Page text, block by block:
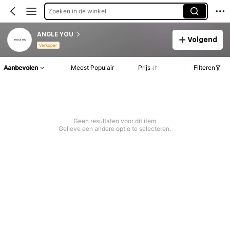
Zoeken in de winkel
ANGLE YOU
Verkoper
Volgend
Aanbevolen Meest Populair Prijs Filteren
Geen resultaten voor dit item
Gelieve een andere optie te selecteren.